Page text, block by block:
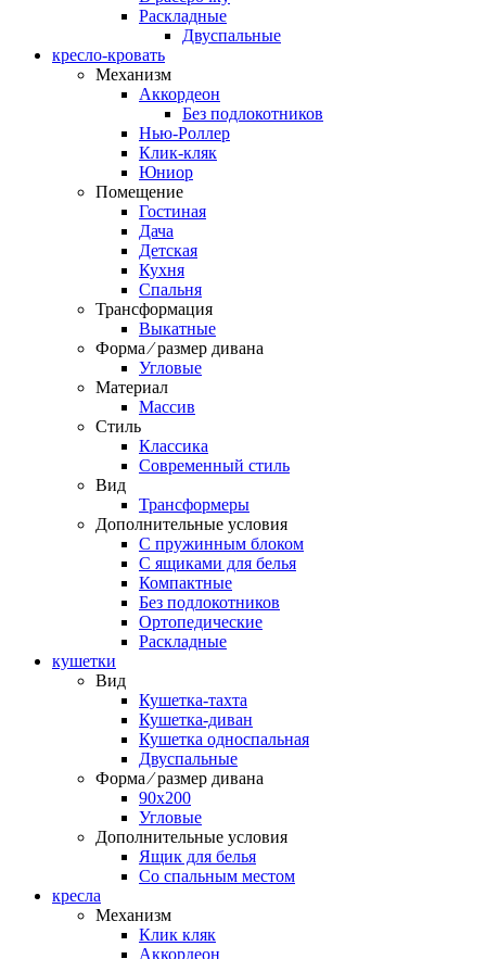
Раскладные
Двуспальные
кресло-кровать
Механизм
Аккордеон
Без подлокотников
Нью-Роллер
Клик-кляк
Юниор
Помещение
Гостиная
Дача
Детская
Кухня
Спальня
Трансформация
Выкатные
Форма ⁄ размер дивана
Угловые
Материал
Массив
Стиль
Классика
Современный стиль
Вид
Трансформеры
Дополнительные условия
С пружинным блоком
С ящиками для белья
Компактные
Без подлокотников
Ортопедические
Раскладные
кушетки
Вид
Кушетка-тахта
Кушетка-диван
Кушетка односпальная
Двуспальные
Форма ⁄ размер дивана
90х200
Угловые
Дополнительные условия
Ящик для белья
Со спальным местом
кресла
Механизм
Клик кляк
Аккордеон